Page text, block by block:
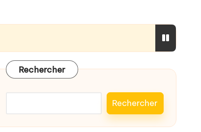
Rechercher
Rechercher